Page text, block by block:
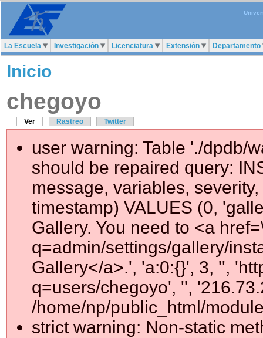
La Escuela Investigación Licenciatura Extensión Departamento
Inicio
chegoyo
Ver Rastreo Twitter
user warning: Table './dpdb/
should be repaired query:
message, variables,
timestamp) VALUES (0,
Gallery. You need to <a
q=admin/settings/gallery/
Gallery</a>.', 'a:0:{}', 3, '',
q=users/chegoyo', '',
/home/np/public_html/
strict warning: Non-static